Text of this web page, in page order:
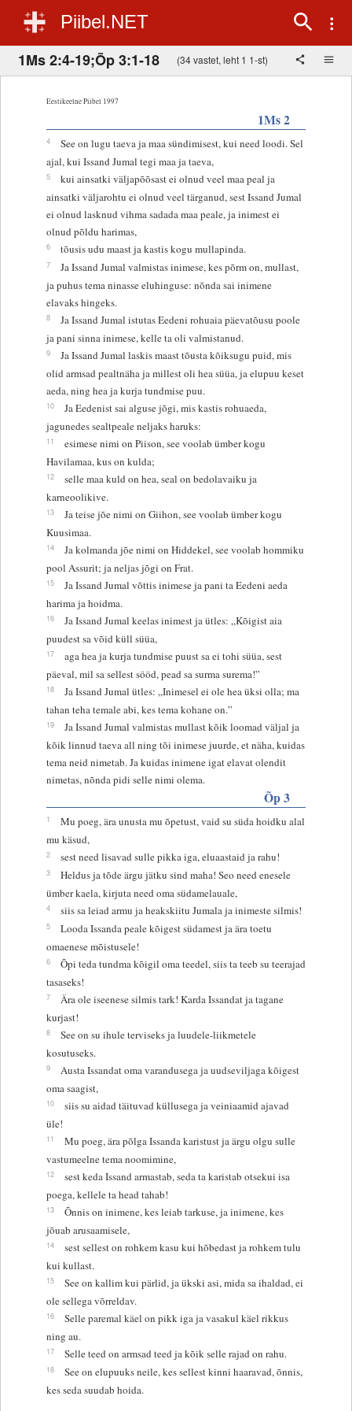
Piibel.NET
1Ms 2:4-19;Õp 3:1-18 (34 vastet, leht 1 1-st)
Eestikeelne Piibel 1997
1Ms 2
4
See on lugu taeva ja maa sündimisest, kui need loodi. Sel
ajal, kui Issand Jumal tegi maa ja taeva,
5
kui ainsatki väljapõõsast ei olnud veel maa peal ja
ainsatki väljarohtu ei olnud veel tärganud, sest Issand Jumal
ei olnud lasknud vihma sadada maa peale, ja inimest ei
olnud põldu harimas,
6 tõusis udu maast ja kastis kogu mullapinda.
7
Ja Issand Jumal valmistas inimese, kes põrm on, mullast,
ja puhus tema ninasse eluhinguse: nõnda sai inimene
elavaks hingeks.
8
Ja Issand Jumal istutas Eedeni rohuaia päevatõusu poole
ja pani sinna inimese, kelle ta oli valmistanud.
9
Ja Issand Jumal laskis maast tõusta kõiksugu puid, mis
olid armsad pealtnäha ja millest oli hea süüa, ja elupuu keset
aeda, ning hea ja kurja tundmise puu.
10
Ja Eedenist sai alguse jõgi, mis kastis rohuaeda,
jagunedes sealtpeale neljaks haruks:
11
esimese nimi on Piison, see voolab ümber kogu
Havilamaa, kus on kulda;
12
selle maa kuld on hea, seal on bedolavaiku ja
karneoolikive.
13
Ja teise jõe nimi on Giihon, see voolab ümber kogu
Kuusimaa.
14
Ja kolmanda jõe nimi on Hiddekel, see voolab hommiku
pool Assurit; ja neljas jõgi on Frat.
15
Ja Issand Jumal võttis inimese ja pani ta Eedeni aeda
harima ja hoidma.
16
Ja Issand Jumal keelas inimest ja ütles: „Kõigist aia
puudest sa võid küll süüa,
17
aga hea ja kurja tundmise puust sa ei tohi süüa, sest
päeval, mil sa sellest sööd, pead sa surma surema!”
18
Ja Issand Jumal ütles: „Inimesel ei ole hea üksi olla; ma
tahan teha temale abi, kes tema kohane on.”
19
Ja Issand Jumal valmistas mullast kõik loomad väljal ja
kõik linnud taeva all ning tõi inimese juurde, et näha, kuidas
tema neid nimetab. Ja kuidas inimene igat elavat olendit
nimetas, nõnda pidi selle nimi olema.
Õp 3
1
Mu poeg, ära unusta mu õpetust, vaid su süda hoidku alal
mu käsud,
2 sest need lisavad sulle pikka iga, eluaastaid ja rahu!
3
Heldus ja tõde ärgu jätku sind maha! Seo need enesele
ümber kaela, kirjuta need oma südamelauale,
4 siis sa leiad armu ja heakskiitu Jumala ja inimeste silmis!
5
Looda Issanda peale kõigest südamest ja ära toetu
omaenese mõistusele!
6
Õpi teda tundma kõigil oma teedel, siis ta teeb su teerajad
tasaseks!
7
Ära ole iseenese silmis tark! Karda Issandat ja tagane
kurjast!
8
See on su ihule terviseks ja luudele-liikmetele
kosutuseks.
9
Austa Issandat oma varandusega ja uudseviljaga kõigest
oma saagist,
10
siis su aidad täituvad küllusega ja veiniaamid ajavad
üle!
11
Mu poeg, ära põlga Issanda karistust ja ärgu olgu sulle
vastumeelne tema noomimine,
12
sest keda Issand armastab, seda ta karistab otsekui isa
poega, kellele ta head tahab!
13
Õnnis on inimene, kes leiab tarkuse, ja inimene, kes
jõuab arusaamisele,
14
sest sellest on rohkem kasu kui hõbedast ja rohkem tulu
kui kullast.
15
See on kallim kui pärlid, ja ükski asi, mida sa ihaldad, ei
ole sellega võrreldav.
16
Selle paremal käel on pikk iga ja vasakul käel rikkus
ning au.
17 Selle teed on armsad teed ja kõik selle rajad on rahu.
18
See on elupuuks neile, kes sellest kinni haaravad, õnnis,
kes seda suudab hoida.